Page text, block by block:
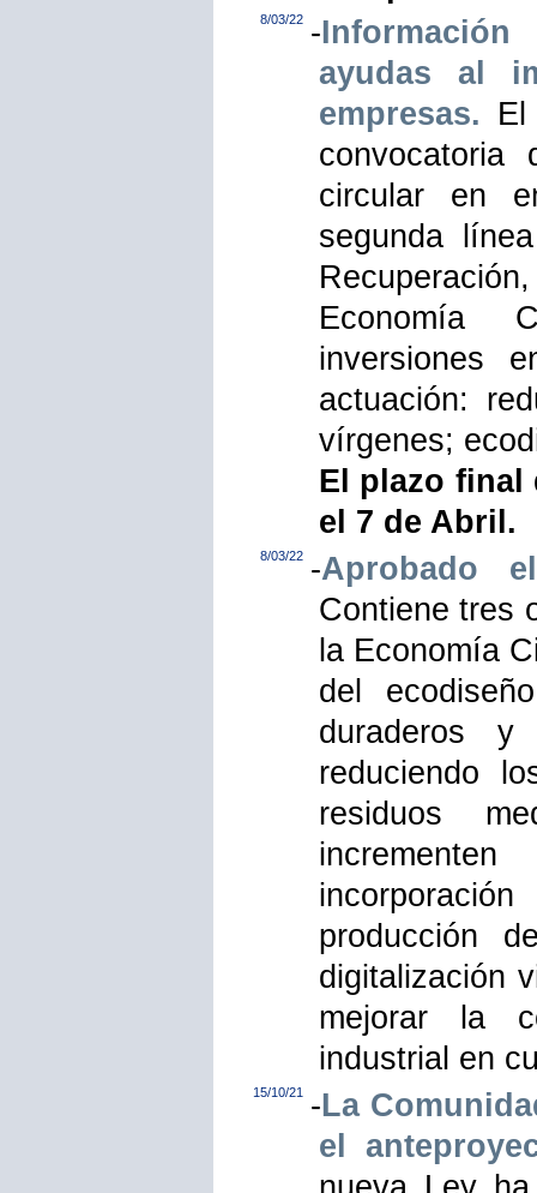
8/03/22 -
ayudas al
empresas. El
circular en
segunda
Economía
inversiones
actuación:
vírgenes;
El plazo final
el 7 de Abril.
8/03/22 -Aprobado
Contiene tres
la Economía
del
duraderos
reduciendo
residuos
producción
digitalización
mejorar la
industrial en
15/10/21 -La
el